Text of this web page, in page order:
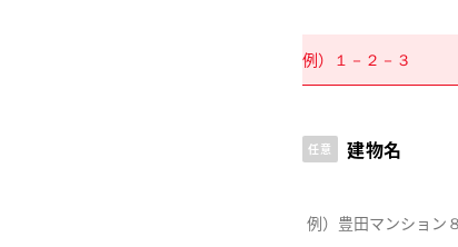
任意 建物名